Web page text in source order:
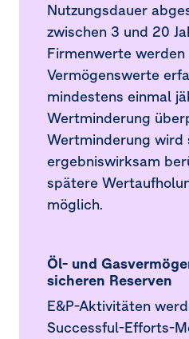
Sonstige Vermögenswerte
Eigenkapital der
Mutterunternehmens
Nicht beherrschende
Rückstellungen für
Verpflichtungen
Rückstellungen für
und sonstige Rückstellungen
Konzern-Cashflow-
Eventualforderungen
Nutzungsdauer
zwischen 3 und 20
Firmenwerte werden
Vermögenswerte
mindestens einmal
Wertminderung
Wertminderung wird
ergebniswirksam
spätere
möglich.
Öl- und
sicheren Reserven
E&P-Aktivitäten
Successful-Efforts-